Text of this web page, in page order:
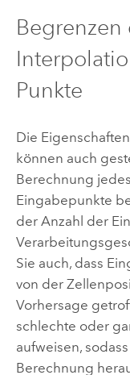
Punkte
Die
können auch
Berechnung
Eingabepunkte
der Anzahl der
Sie auch, dass
von der
Vorhersage
schlechte oder
aufweisen,
Berechnung